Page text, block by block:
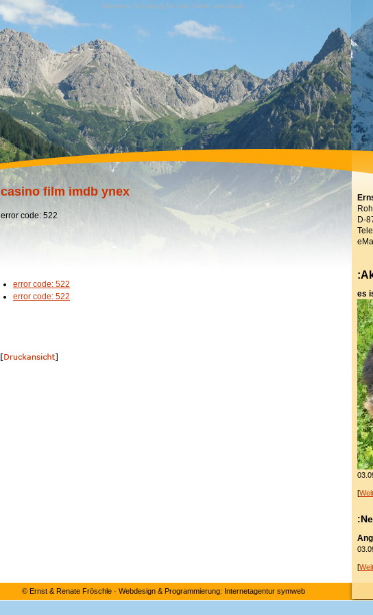
Wandern, Erholung für Leib,Seele und Geist,
casino film imdb ynex
error code: 522
error code: 522
error code: 522
D-
es
[
[
© Ernst & Renate Fröschle· Webdesign & Programmierung: Internetagentur symweb